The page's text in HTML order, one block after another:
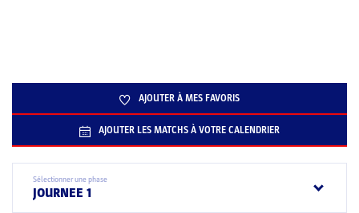
AJOUTER À MES FAVORIS
AJOUTER LES MATCHS À VOTRE CALENDRIER
Sélectionner une phase
JOURNEE 1